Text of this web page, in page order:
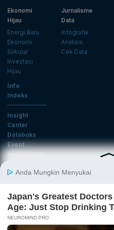
Ekonomi
Hijau
Energi Baru
Ekonomi
Sirkular
Investasi
Hijau
Jurnalisme
Data
Infografik
Analisis
Cek Data
Info
Indeks
Insight
Center
Databoks
Event
KatadataOto
Email